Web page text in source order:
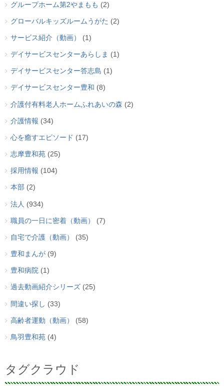
グループホーム第2やまもも (2)
グローバルキッズルームうがた (2)
サービス紹介（動画） (1)
デイサービスセンターあらしま (1)
デイサービスセンター答志島 (1)
デイサービスセンター豊和 (8)
介護付有料老人ホームふれあいの森 (2)
介護情報 (34)
心を癒すエピソード (17)
志摩豊和苑 (25)
採用情報 (104)
本部 (2)
法人 (934)
職員の一日に密着（動画） (7)
自宅で介護（動画） (35)
豊和まんが (9)
豊和病院 (1)
過去動画紹介シリーズ (25)
間違い探し (33)
高齢者運動（動画） (58)
鳥羽豊和苑 (4)
タグクラウド